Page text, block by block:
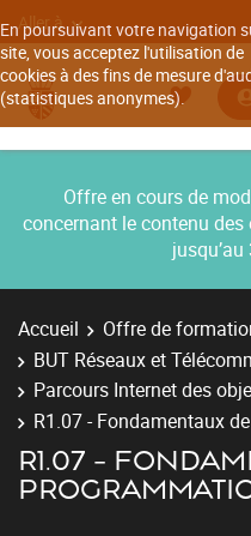
En poursuivant votre navigation
site, vous acceptez l'utilisation de
cookies à des fins de mesure
(statistiques anonymes).
Aller à
Offre en cours de
concernant le contenu
Accueil Offre de
BUT Réseaux et
Parcours Internet des
R1.07 - Fondamentaux
R1.07 -